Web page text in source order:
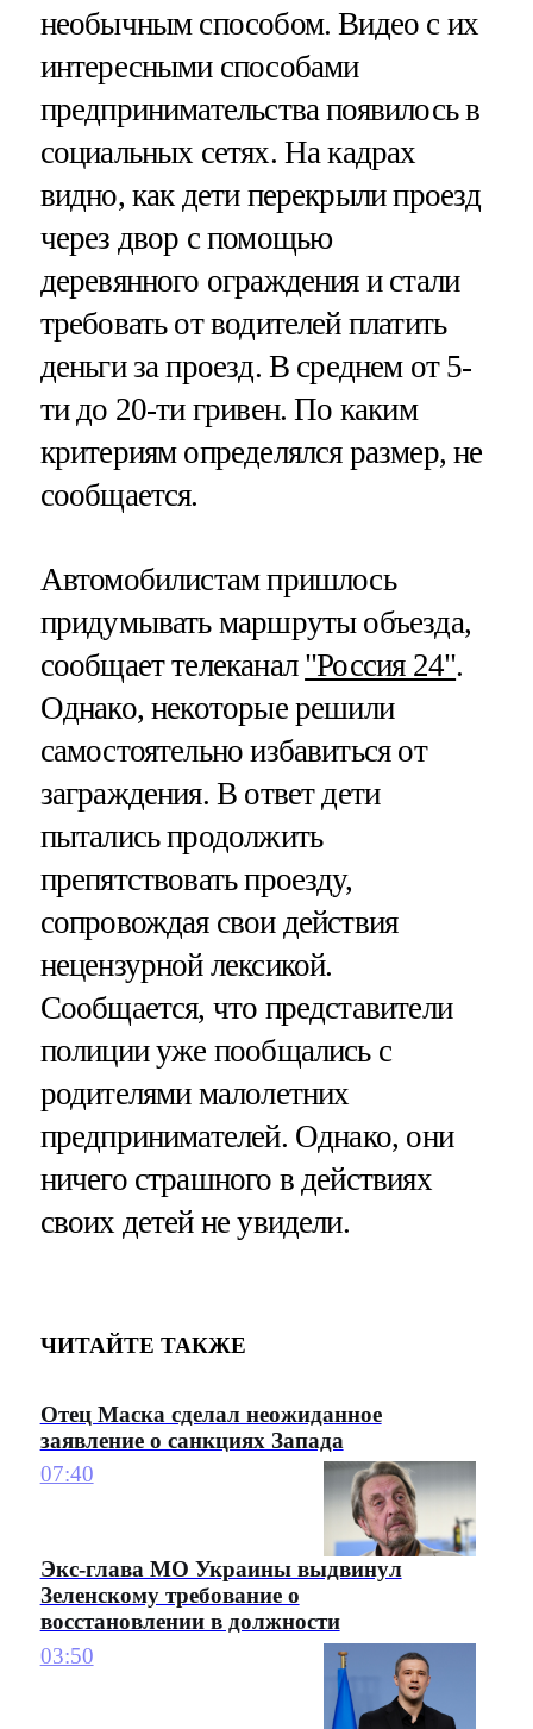
необычным способом. Видео с их
интересными способами
предпринимательства появилось в
социальных сетях. На кадрах
видно, как дети перекрыли проезд
через двор с помощью
деревянного ограждения и стали
требовать от водителей платить
деньги за проезд. В среднем от 5-
ти до 20-ти гривен. По каким
критериям определялся размер, не
сообщается.
Автомобилистам пришлось
придумывать маршруты объезда,
сообщает телеканал "Россия 24".
Однако, некоторые решили
самостоятельно избавиться от
заграждения. В ответ дети
пытались продолжить
препятствовать проезду,
сопровождая свои действия
нецензурной лексикой.
Сообщается, что представители
полиции уже пообщались с
родителями малолетних
предпринимателей. Однако, они
ничего страшного в действиях
своих детей не увидели.
ЧИТАЙТЕ ТАКЖЕ
Отец Маска сделал неожиданное
заявление о санкциях Запада
07:40
Экс-глава МО Украины выдвинул
Зеленскому требование о
восстановлении в должности
03:50